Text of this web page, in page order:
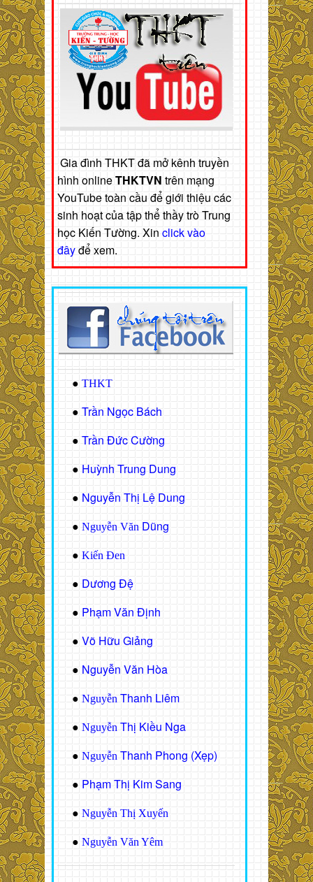
Gia đình THKT đã mở kênh truyền
hình onlineTHKTVN trên mạng
YouTube toàn cầu để giới thiệu các
sinh hoạt của tập thể thầy trò Trung
học Kiến Tường. Xin click vào
đâyđể xem.
● THKT
● Trần Ngọc Bách
● Trần Đức Cường
● Huỳnh Trung Dung
● Nguyễn Thị Lệ Dung
● Nguyễn Văn Dũng
● Kiến Đen
● Dương Đệ
● Phạm Văn Định
● Võ Hữu Giảng
● Nguyễn Văn Hòa
● Nguyễn Thanh Liêm
● Nguyễn Thị Kiều Nga
● Nguyễn Thanh Phong (Xẹp)
● Phạm Thị Kim Sang
● Nguyễn Thị Xuyến
● Nguyễn Văn Yêm